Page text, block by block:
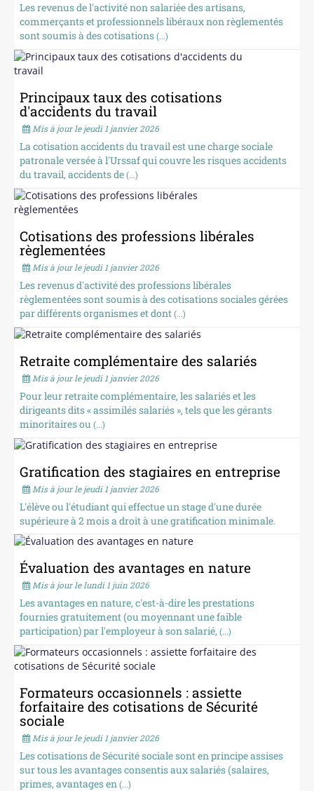
Les revenus de l'activité non salariée des artisans,
commerçants et professionnels libéraux non règlementés
sont soumis à des cotisations (...)
Principaux taux des cotisations
d'accidents du travail
Mis à jour le jeudi 1 janvier 2026
La cotisation accidents du travail est une charge sociale
patronale versée à l'Urssaf qui couvre les risques accidents
du travail, accidents de (...)
Cotisations des professions libérales
règlementées
Mis à jour le jeudi 1 janvier 2026
Les revenus d'activité des professions libérales
règlementées sont soumis à des cotisations sociales gérées
par différents organismes et dont (...)
Retraite complémentaire des salariés
Mis à jour le jeudi 1 janvier 2026
Pour leur retraite complémentaire, les salariés et les
dirigeants dits « assimilés salariés », tels que les gérants
minoritaires ou (...)
Gratification des stagiaires en entreprise
Mis à jour le jeudi 1 janvier 2026
L'élève ou l'étudiant qui effectue un stage d'une durée
supérieure à 2 mois a droit à une gratification minimale.
Évaluation des avantages en nature
Mis à jour le lundi 1 juin 2026
Les avantages en nature, c'est-à-dire les prestations
fournies gratuitement (ou moyennant une faible
participation) par l'employeur à son salarié, (...)
Formateurs occasionnels : assiette
forfaitaire des cotisations de Sécurité
sociale
Mis à jour le jeudi 1 janvier 2026
Les cotisations de Sécurité sociale sont en principe assises
sur tous les avantages consentis aux salariés (salaires,
primes, avantages en (...)